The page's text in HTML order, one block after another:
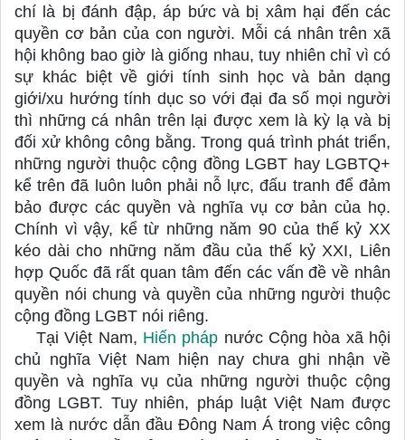
chí là bị đánh đập, áp bức và bị xâm hại đến các
quyền cơ bản của con người. Mỗi cá nhân trên xã
hội không bao giờ là giống nhau, tuy nhiên chỉ vì có
sự khác biệt về giới tính sinh học và bản dạng
giới/xu hướng tính dục so với đại đa số mọi người
thì những cá nhân trên lại được xem là kỳ lạ và bị
đối xử không công bằng. Trong quá trình phát triển,
những người thuộc cộng đồng LGBT hay LGBTQ+
kể trên đã luôn luôn phải nỗ lực, đấu tranh để đảm
bảo được các quyền và nghĩa vụ cơ bản của họ.
Chính vì vậy, kể từ những năm 90 của thế kỷ XX
kéo dài cho những năm đầu của thế kỷ XXI, Liên
hợp Quốc đã rất quan tâm đến các vấn đề về nhân
quyền nói chung và quyền của những người thuộc
cộng đồng LGBT nói riêng.
Tại Việt Nam, Hiến pháp nước Cộng hòa xã hội
chủ nghĩa Việt Nam hiện nay chưa ghi nhận về
quyền và nghĩa vụ của những người thuộc cộng
đồng LGBT. Tuy nhiên, pháp luật Việt Nam được
xem là nước dẫn đầu Đông Nam Á trong việc công